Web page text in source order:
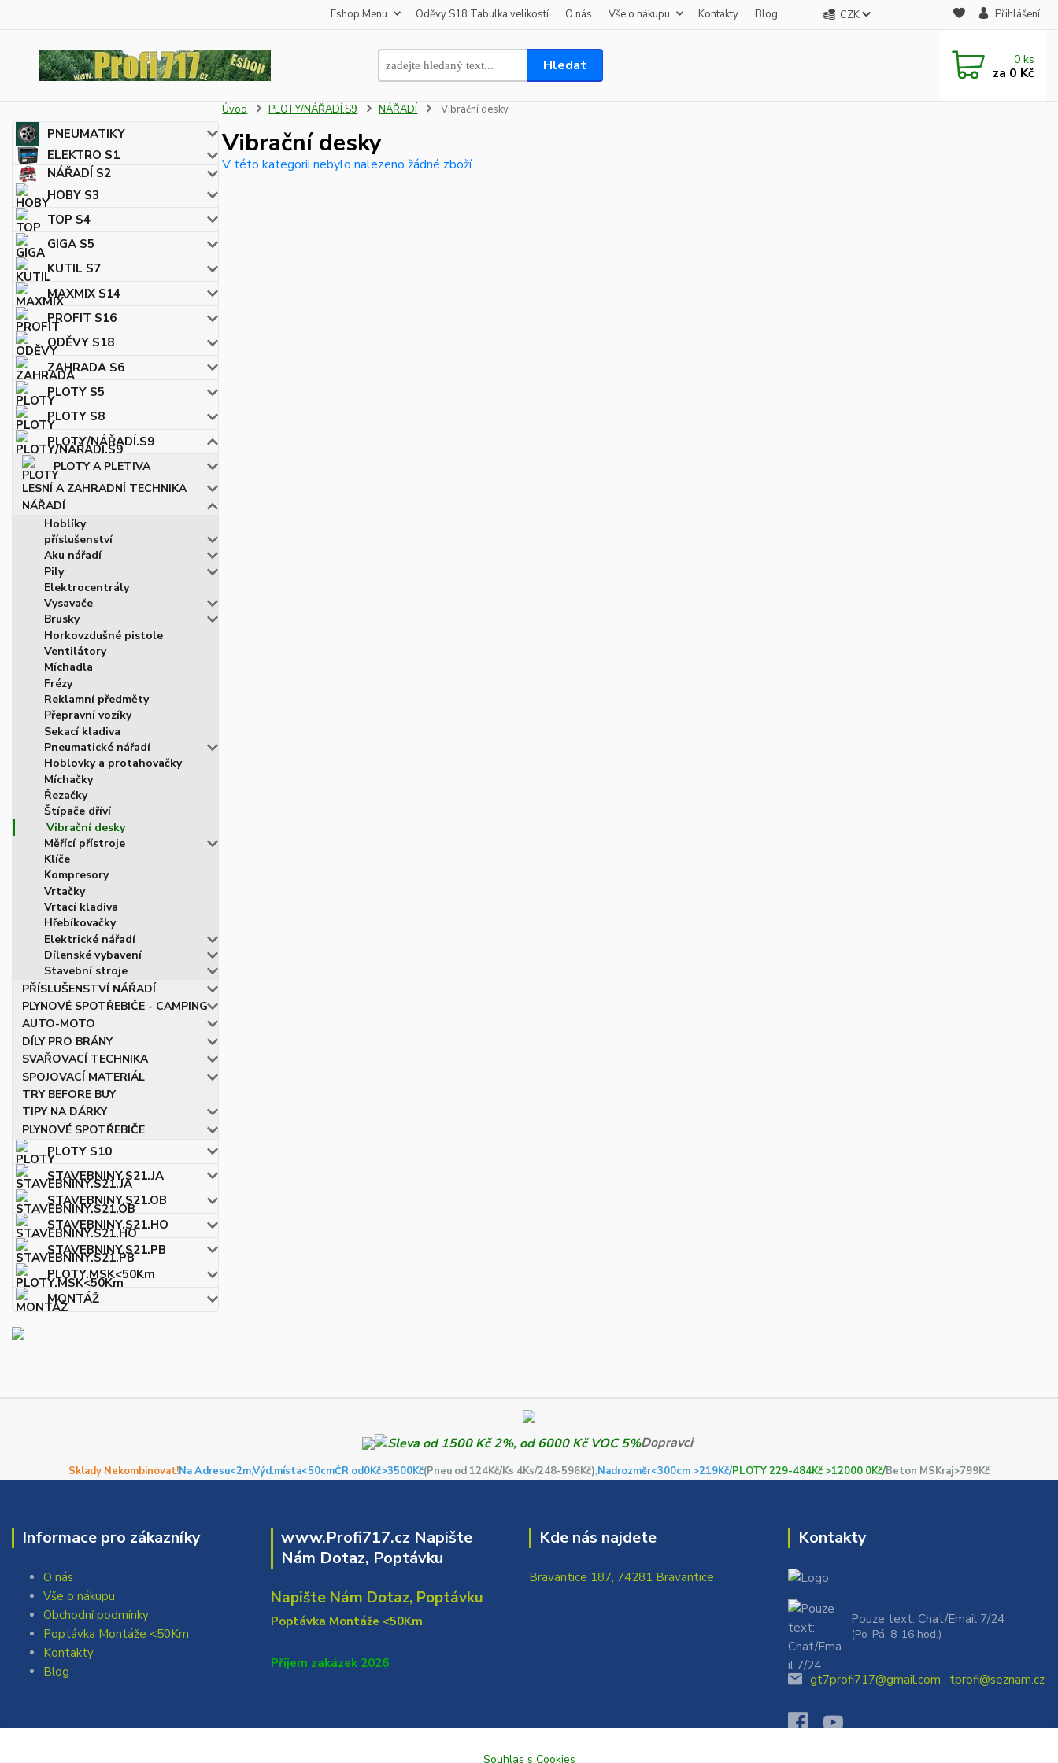
Eshop Menu Oděvy S18 Tabulka velikostí O nás Vše o nákupu Kontakty Blog CZK Přihlášení
Hledat 0 ks
za 0 Kč
PNEUMATIKY
ELEKTRO S1
NÁŘADÍ S2
HOBY S3
TOP S4
GIGA S5
KUTIL S7
MAXMIX S14
PROFIT S16
ODĚVY S18
ZAHRADA S6
PLOTY S5
PLOTY S8
PLOTY/NÁŘADÍ.S9
PLOTY A PLETIVA
LESNÍ A ZAHRADNÍ TECHNIKA
NÁŘADÍ
Hoblíky
příslušenství
Aku nářadí
Pily
Elektrocentrály
Vysavače
Brusky
Horkovzdušné pistole
Ventilátory
Míchadla
Frézy
Reklamní předměty
Přepravní vozíky
Sekací kladiva
Pneumatické nářadí
Hoblovky a protahovačky
Míchačky
Řezačky
Štípače dříví
Vibrační desky
Měřící přístroje
Klíče
Kompresory
Vrtačky
Vrtací kladiva
Hřebíkovačky
Elektrické nářadí
Dílenské vybavení
Stavební stroje
PŘÍSLUŠENSTVÍ NÁŘADÍ
PLYNOVÉ SPOTŘEBIČE - CAMPING
AUTO-MOTO
DÍLY PRO BRÁNY
SVAŘOVACÍ TECHNIKA
SPOJOVACÍ MATERIÁL
TRY BEFORE BUY
TIPY NA DÁRKY
PLYNOVÉ SPOTŘEBIČE
PLOTY S10
STAVEBNINY.S21.JA
STAVEBNINY.S21.OB
STAVEBNINY.S21.HO
STAVEBNINY.S21.PB
PLOTY.MSK<50Km
MONTÁŽ
Úvod PLOTY/NÁŘADÍ.S9 NÁŘADÍ Vibrační desky
Vibrační desky
V této kategorii nebylo nalezeno žádné zboží.
Dopravci
Sklady Nekombinovat!Na Adresu<2m,Výd.místa<50cmČR od0Kč>3500Kč(Pneu od 124Kč/Ks 4Ks/248-596Kč),Nadrozměr<300cm >219Kč/PLOTY 229-484Kč >12000 0Kč/Beton MSKraj>799Kč
Informace pro zákazníky
O nás
Vše o nákupu
Obchodní podmínky
Poptávka Montáže <50Km
Kontakty
Blog
www.Profi717.cz Napište
Nám Dotaz, Poptávku
Napište Nám Dotaz, Poptávku
Poptávka Montáže <50Km
Přijem zakázek 2026
Kde nás najdete
Bravantice 187, 74281 Bravantice
Kontakty
Pouze text: Chat/Email 7/24
(Po-Pá, 8-16 hod.)
gt7profi717@gmail.com , tprofi@seznam.cz
Souhlas s Cookies